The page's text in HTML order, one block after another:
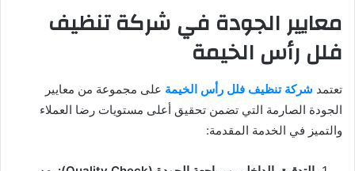
معايير الجودة في شركة تنظيف
فلل رأس الخيمة
تعتمد شركة تنظيف فلل رأس الخيمة على مجموعة من معايير
الجودة الصارمة التي تضمن تحقيق أعلى مستويات رضا العملاء
والتميز في الخدمة المقدمة: